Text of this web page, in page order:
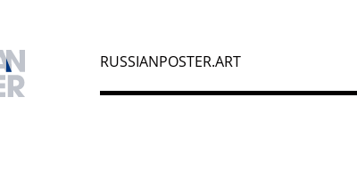
RUSSIANPOSTER.ART